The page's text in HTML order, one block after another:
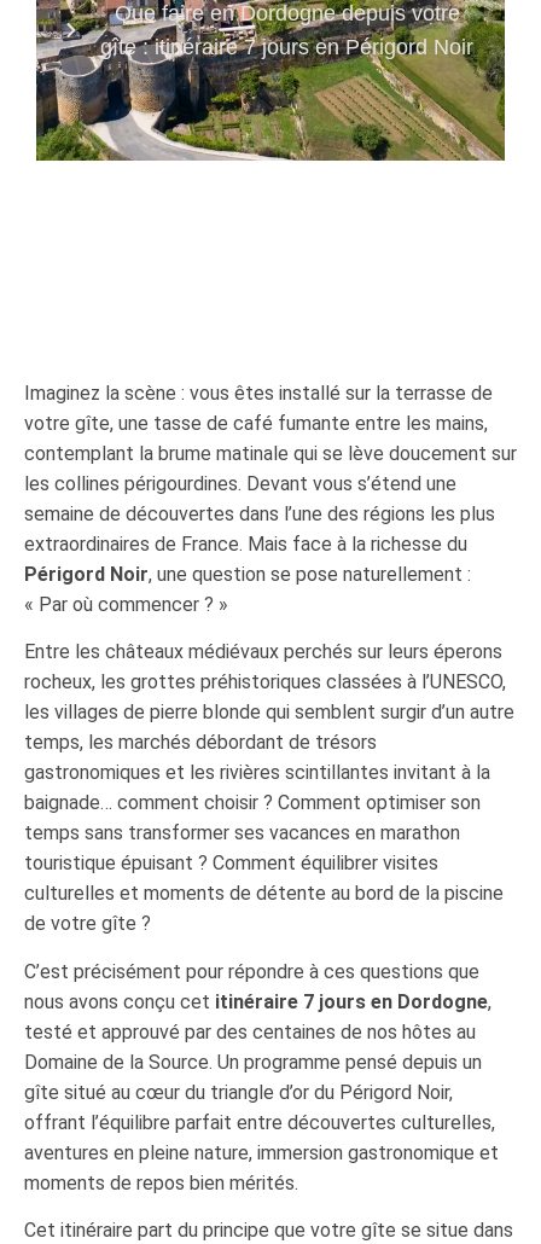
Que faire en Dordogne depuis votre
gîte : itinéraire 7 jours en Périgord Noir
Imaginez la scène : vous êtes installé sur la terrasse de
votre gîte, une tasse de café fumante entre les mains,
contemplant la brume matinale qui se lève doucement sur
les collines périgourdines. Devant vous s’étend une
semaine de découvertes dans l’une des régions les plus
extraordinaires de France. Mais face à la richesse du
Périgord Noir, une question se pose naturellement :
« Par où commencer ? »
Entre les châteaux médiévaux perchés sur leurs éperons
rocheux, les grottes préhistoriques classées à l’UNESCO,
les villages de pierre blonde qui semblent surgir d’un autre
temps, les marchés débordant de trésors
gastronomiques et les rivières scintillantes invitant à la
baignade… comment choisir ? Comment optimiser son
temps sans transformer ses vacances en marathon
touristique épuisant ? Comment équilibrer visites
culturelles et moments de détente au bord de la piscine
de votre gîte ?
C’est précisément pour répondre à ces questions que
nous avons conçu cet itinéraire 7 jours en Dordogne,
testé et approuvé par des centaines de nos hôtes au
Domaine de la Source. Un programme pensé depuis un
gîte situé au cœur du triangle d’or du Périgord Noir,
offrant l’équilibre parfait entre découvertes culturelles,
aventures en pleine nature, immersion gastronomique et
moments de repos bien mérités.
Cet itinéraire part du principe que votre gîte se situe dans